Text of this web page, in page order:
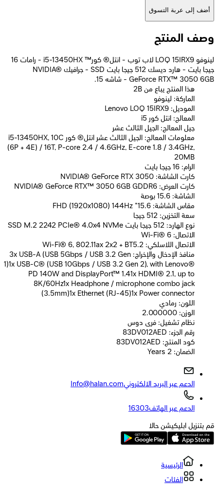
أضف إلى عربة التسوق
وصف المنتج
لينوفو LOQ 15IRX9 لاب توب - انتل® كور™ i5-13450HX - رامات 16
جيجا بايت - هارد ديسك 512 جيجا بايت SSD - جرافيك NVIDIA®
GeForce RTX™ 3050 6GB - شاشه 15.
2B هذا المنتج يباع من
الماركة: لينوفو
الموديل: Lenovo LOQ 15IRX9
المعالج: انتل كور i5
جيل المعالج: الجيل الثالث عشر
معلومات المعالج: الجيل الثالث عشر انتل® كور i5-13450HX, 10C
(6P + 4E) / 16T, P-core 2.4 / 4.6GHz, E-core 1.8 / 3.4GHz,
20MB
الرام: 16 جيجا بايت
كارت الشاشة: NVIDIA® GeForce RTX 3050
كارت العرض: NVIDIA® GeForce RTX™ 3050 6GB GDDR6
الشاشة: 15.6 بوصة
مقاس الشاشة: 15.6" FHD (1920x1080) 144Hz
سعة التخزين: 512 جيجا
نوع الهارد: 512 جيجا بايت SSD M.2 2242 PCIe® 4.0x4 NVMe
الاتصال: Wi-Fi® 6
الاتصال اللاسلكي: Wi-Fi® 6, 802.11ax 2x2 + BT5.2
منافذ الإدخال والإخراج: 3x USB-A (USB 5Gbps / USB 3.2 Gen
1)1x USB-C® (USB 10Gbps / USB 3.2 Gen 2), with Lenovo®
PD 140W and DisplayPort™ 1.41x HDMI® 2.1, up to
8K/60Hz1x Headphone / microphone combo jack
(3.5mm)1x Ethernet (RJ-45)1x Power connector
اللون: رمادي
الوزن: 2.000000
نظام تشغيل: فرى دوس
رقم الجزء: 83DV012AED
كود المنتج: 83DV012AED
الضمان: 2 Years
الدعم عبر البريد الالكترونيInfo@halan.com
الدعم عبر الهاتف16303
قم بتنزيل ابليكيشن حالا
الرئيسية
الفئات